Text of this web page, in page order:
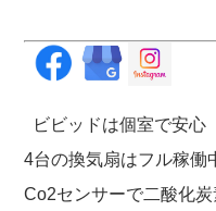
ビビッドは個室で安心
4台の換気扇はフル稼働
Co2センサーで二酸化